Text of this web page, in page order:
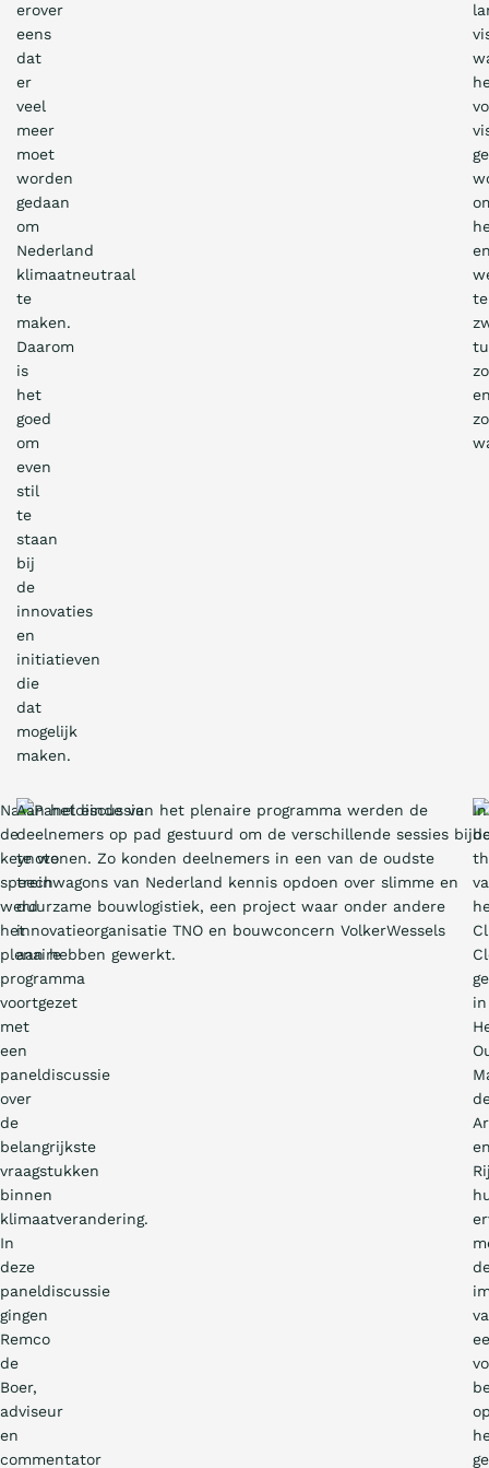
erover
eens
dat
er
veel
meer
moet
worden
gedaan
om
Nederland
klimaatneutraal
te
maken.
Daarom
is
het
goed
om
even
stil
te
staan
bij
de
innovaties
en
initiatieven
die
dat
mogelijk
maken.
te
Na
de
keynote
speech
werd
het
plenaire
programma
voortgezet
met
een
paneldiscussie
over
de
belangrijkste
vraagstukken
binnen
klimaatverandering.
In
deze
paneldiscussie
gingen
Remco
de
Boer,
adviseur
en
commentator
Aan het einde van het plenaire programma werden de
deelnemers op pad gestuurd om de verschillende sessies bij
te wonen. Zo konden deelnemers in een van de oudste
treinwagons van Nederland kennis opdoen over slimme en
duurzame bouwlogistiek, een project waar onder andere
innovatieorganisatie TNO en bouwconcern VolkerWessels
aan hebben gewerkt.
In
in